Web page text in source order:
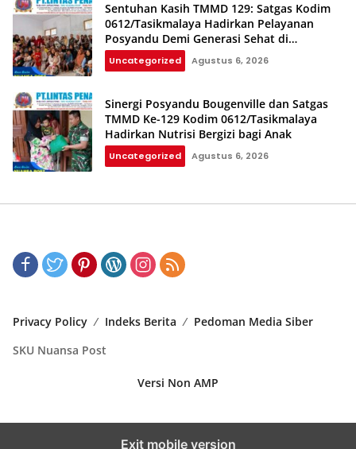
Sentuhan Kasih TMMD 129: Satgas Kodim
0612/Tasikmalaya Hadirkan Pelayanan
Posyandu Demi Generasi Sehat di
Parungponteng
Uncategorized Agustus 6, 2026
Sinergi Posyandu Bougenville dan Satgas
TMMD Ke-129 Kodim 0612/Tasikmalaya
Hadirkan Nutrisi Bergizi bagi Anak
Uncategorized Agustus 6, 2026
Privacy Policy Indeks Berita
Pedoman Media Siber
SKU Nuansa Post
Versi Non AMP
Exit mobile version